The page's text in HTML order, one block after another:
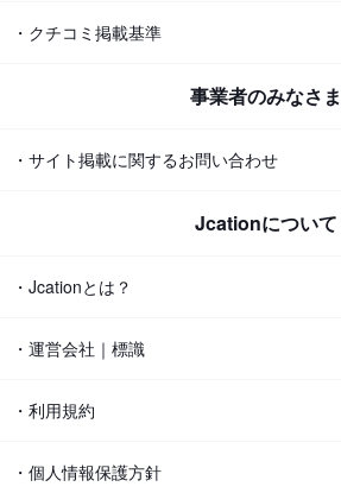
・クチコミ掲載基準
事業者のみなさま
・サイト掲載に関するお問い合わせ
Jcationについて
・Jcationとは？
・運営会社｜標識
・利用規約
・個人情報保護方針